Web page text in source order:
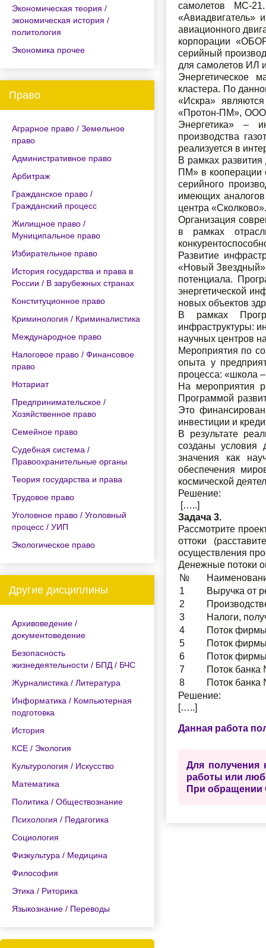
Экономическая теория /
экономическая история /
политология
Экономика прочее
Право
Аграрное право / Земельное
право
Административное право
Арбитраж
Гражданское право /
Гражданский процесс
Жилищное право /
Муниципальное право
Избирательное право
История государства и права в
России / В зарубежных странах
Конституционное право
Криминология / Криминалистика
Международное право
Налоговое право / Финансовое
право
Нотариат
Предпринимательское /
Хозяйственное право
Семейное право
Судебная система /
Правоохранительные органы
Теория государства и права
Трудовое право
Уголовное право / Уголовный
процесс / УИП
Экологическое право
Другие дисциплины
Архивоведение /
документоведение
Безопасность
жизнедеятельности / БПД / БЧС
Журналистика / Литература
Информатика / Компьютерная
подготовка
История
КСЕ / Экология
Культурология / Искусство
Математика
Политика / Обществознание
Психология / Педагогика
Социология
Физкультура / Медицина
Философия
Этика / Риторика
Языкознание / Переводы
самолетов МС-
«Авиадвигатель»
авиационного
корпорации
серийный
для самолетов ИЛ
Энергетическое
кластера. По
«Искра»
«Протон-ПМ», ООО
Энергетика» –
производства
реализуется в
В рамках
ПМ» в кооперации
серийного
имеющих аналогов
центра
Организация
в рамках
Развитие
«Новый Звездный»
потенциала.
энергетической
новых объектов
В рамках
инфраструктуры:
научных центров
Мероприятия по
опыта у
процесса: «школа
На мероприятия
Программой
Это
инвестиции и
В результате
созданы условия
значения как
обеспечения
космической
Решение:
[…..]
Задача 3.
Рассмотрите
оттоки
осуществления
Денежные потоки
№
1
Выручка от
2
3
Налоги,
4
Поток
5
Поток
6
Поток
7
Поток банка
8
Поток
Решение:
[…..]
Данная работа
Для получения
работы или
При обращении